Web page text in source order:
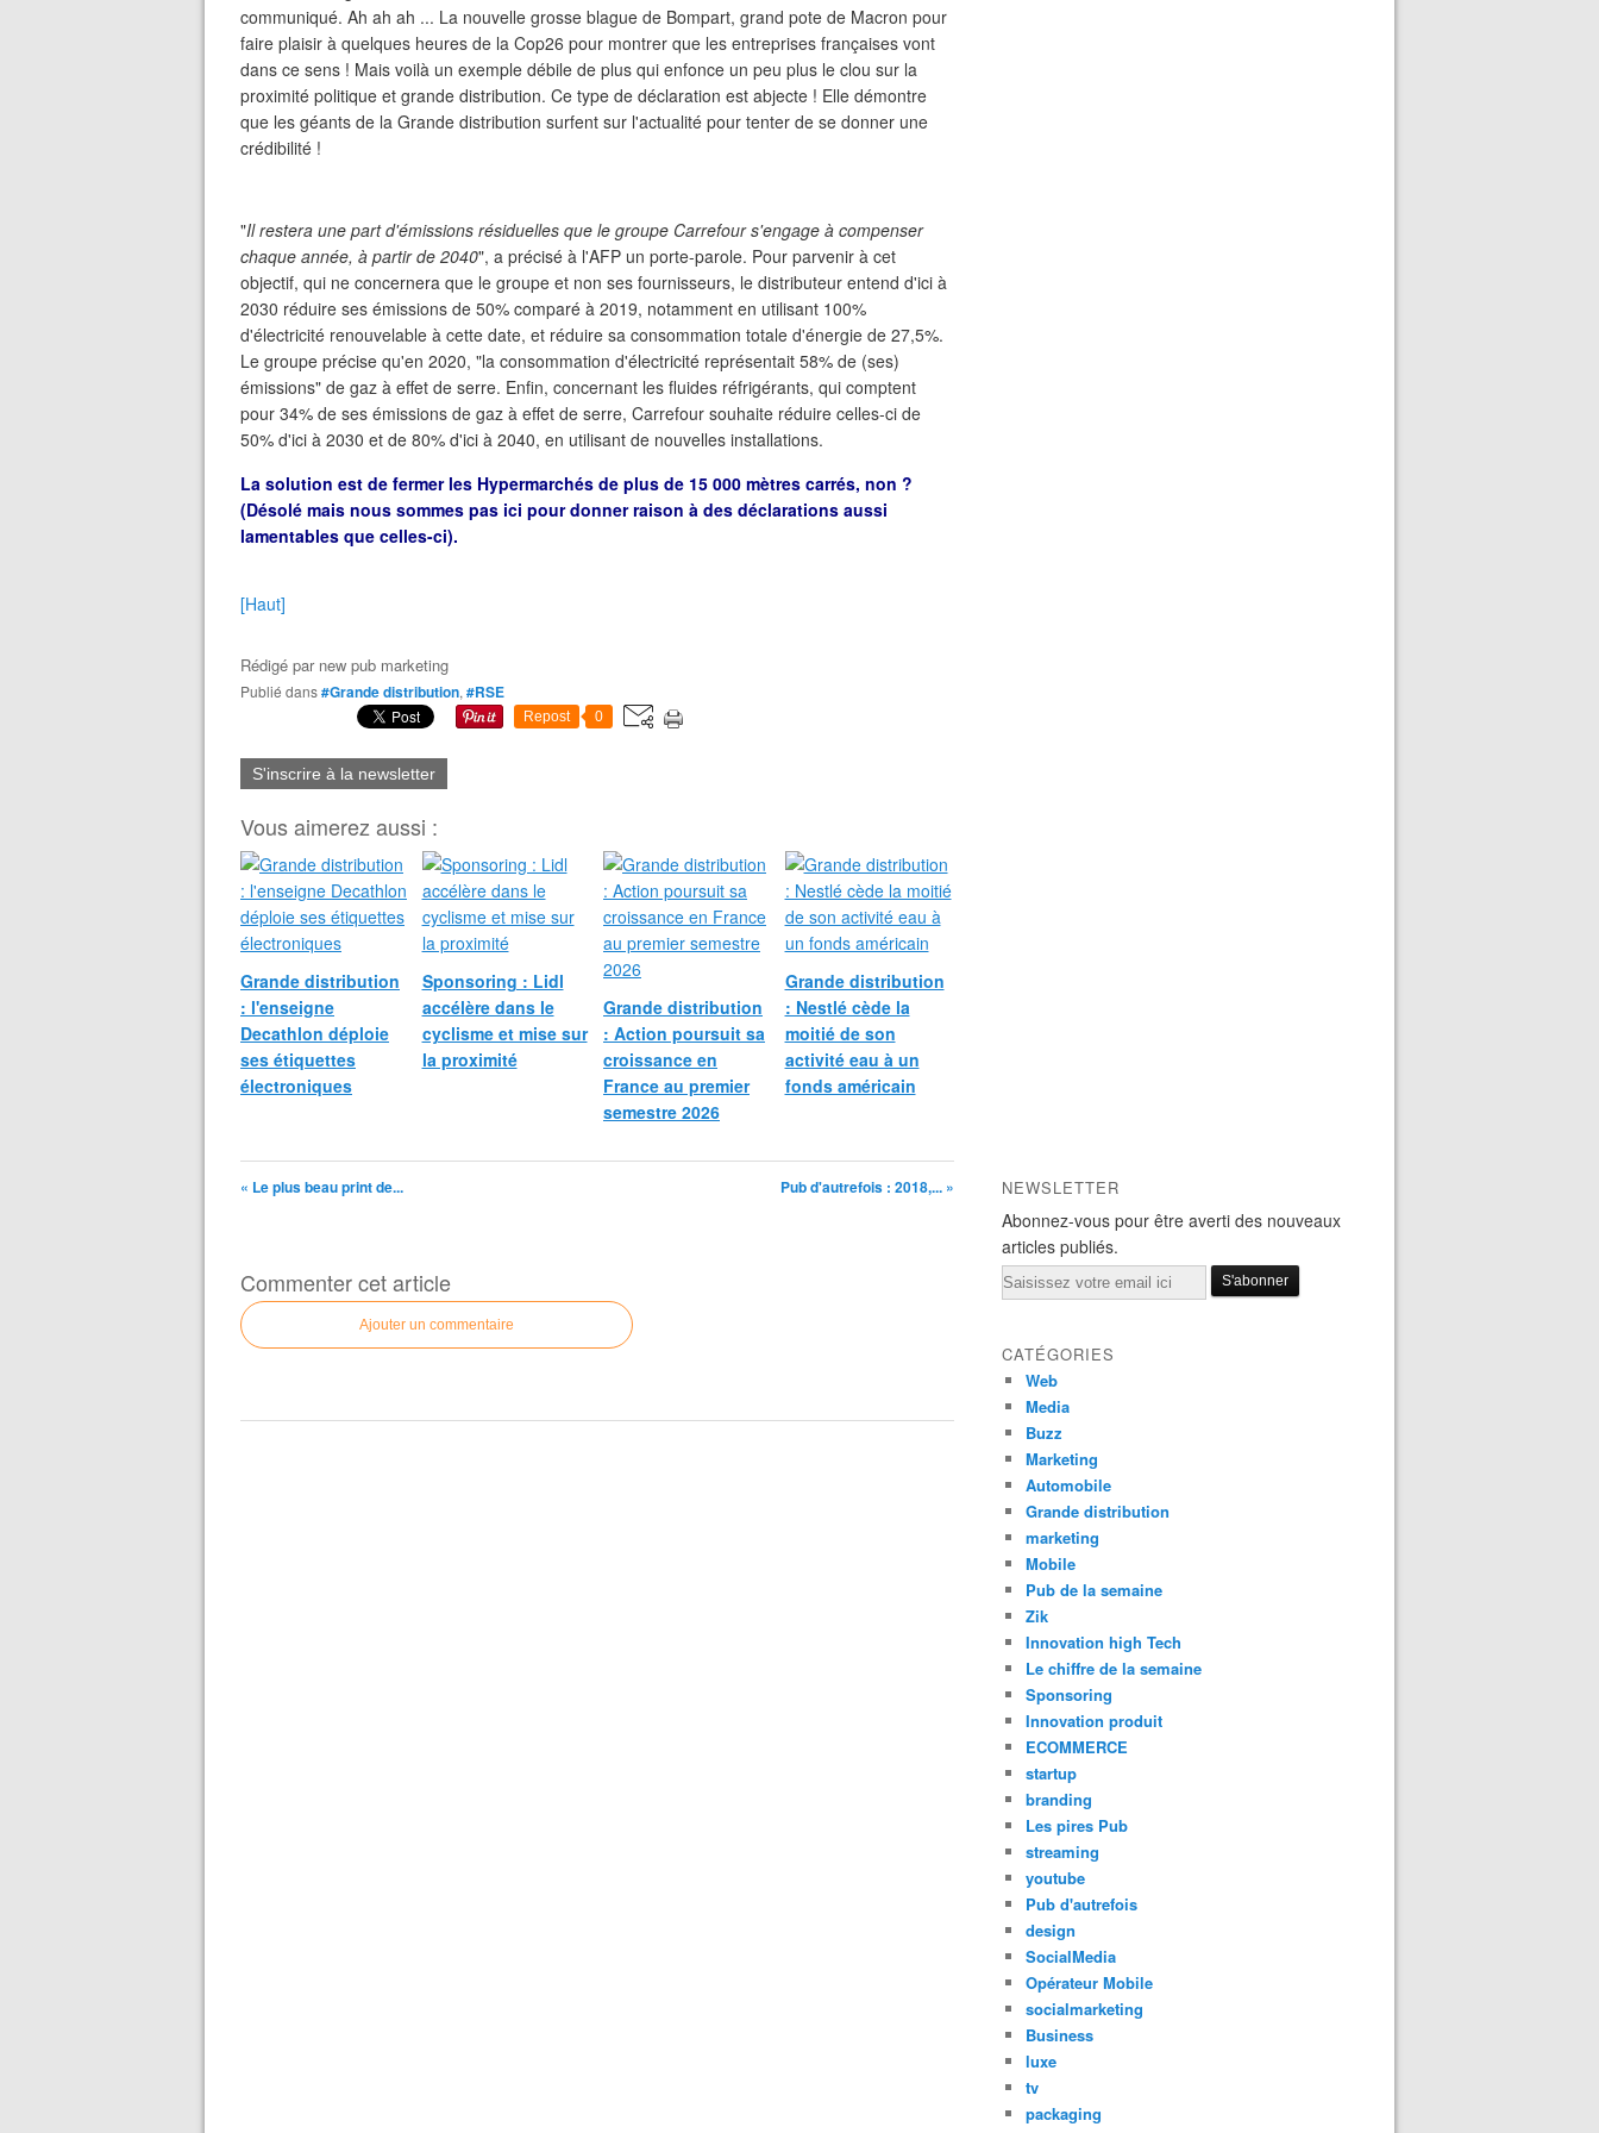
communiqué. Ah ah ah ... La nouvelle grosse blague de Bompart, grand pote de Macron pour
faire plaisir à quelques heures de la Cop26 pour montrer que les entreprises françaises vont
dans ce sens ! Mais voilà un exemple débile de plus qui enfonce un peu plus le clou sur la
proximité politique et grande distribution. Ce type de déclaration est abjecte ! Elle démontre
que les géants de la Grande distribution surfent sur l'actualité pour tenter de se donner une
crédibilité !
"Il restera une part d'émissions résiduelles que le groupe Carrefour s'engage à compenser
chaque année, à partir de 2040", a précisé à l'AFP un porte-parole. Pour parvenir à cet
objectif, qui ne concernera que le groupe et non ses fournisseurs, le distributeur entend d'ici à
2030 réduire ses émissions de 50% comparé à 2019, notamment en utilisant 100%
d'électricité renouvelable à cette date, et réduire sa consommation totale d'énergie de 27,5%.
Le groupe précise qu'en 2020, "la consommation d'électricité représentait 58% de (ses)
émissions" de gaz à effet de serre. Enfin, concernant les fluides réfrigérants, qui comptent
pour 34% de ses émissions de gaz à effet de serre, Carrefour souhaite réduire celles-ci de
50% d'ici à 2030 et de 80% d'ici à 2040, en utilisant de nouvelles installations.
La solution est de fermer les Hypermarchés de plus de 15 000 mètres carrés, non ?
(Désolé mais nous sommes pas ici pour donner raison à des déclarations aussi
lamentables que celles-ci).
[Haut]
Rédigé par new pub marketing
Publié dans#Grande distribution, #RSE
Repost 0
S'inscrire à la newsletter
Vous aimerez aussi :
Grande distribution
: l'enseigne
Decathlon déploie
ses étiquettes
électroniques
Sponsoring : Lidl
accélère dans le
cyclisme et mise sur
la proximité
Grande distribution
: Action poursuit sa
croissance en
France au premier
semestre 2026
Grande distribution
: Nestlé cède la
moitié de son
activité eau à un
fonds américain
« Le plus beau print de... Pub d'autrefois : 2018,... »
Commenter cet article
Ajouter un commentaire
NEWSLETTER
Abonnez-vous pour être averti des nouveaux
articles publiés.
Email
CATÉGORIES
Web
Media
Buzz
Marketing
Automobile
Grande distribution
marketing
Mobile
Pub de la semaine
Zik
Innovation high Tech
Le chiffre de la semaine
Sponsoring
Innovation produit
ECOMMERCE
startup
branding
Les pires Pub
streaming
youtube
Pub d'autrefois
design
SocialMedia
Opérateur Mobile
socialmarketing
Business
luxe
tv
packaging